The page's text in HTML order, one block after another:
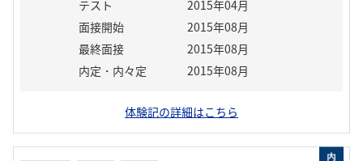
テスト
2015年04月
面接開始
2015年08月
最終面接
2015年08月
内定・内々定
2015年08月
体験記の詳細はこちら